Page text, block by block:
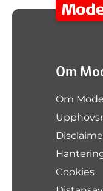
Om
Om
Cookies